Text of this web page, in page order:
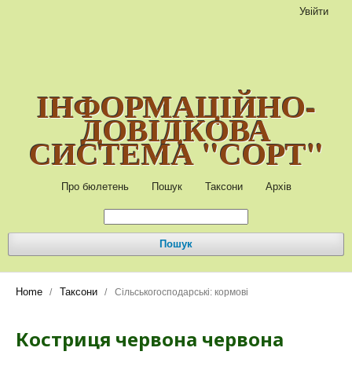
ІНФОРМАЦІЙНО-
ДОВІДКОВА
СИСТЕМА "СОРТ"
Про бюлетень Пошук Таксони Архів
Пошук
Увійти
Home / Таксони / Сільськогосподарські: кормові
Костриця червона червона